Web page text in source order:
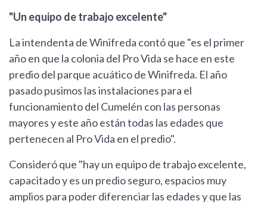
"Un equipo de trabajo excelente"
La intendenta de Winifreda contó que "es el primer
año en que la colonia del Pro Vida se hace en este
predio del parque acuático de Winifreda. El año
pasado pusimos las instalaciones para el
funcionamiento del Cumelén con las personas
mayores y este año están todas las edades que
pertenecen al Pro Vida en el predio".
Consideró que "hay un equipo de trabajo excelente,
capacitado y es un predio seguro, espacios muy
amplios para poder diferenciar las edades y que las